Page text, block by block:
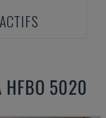
HFBO 5020